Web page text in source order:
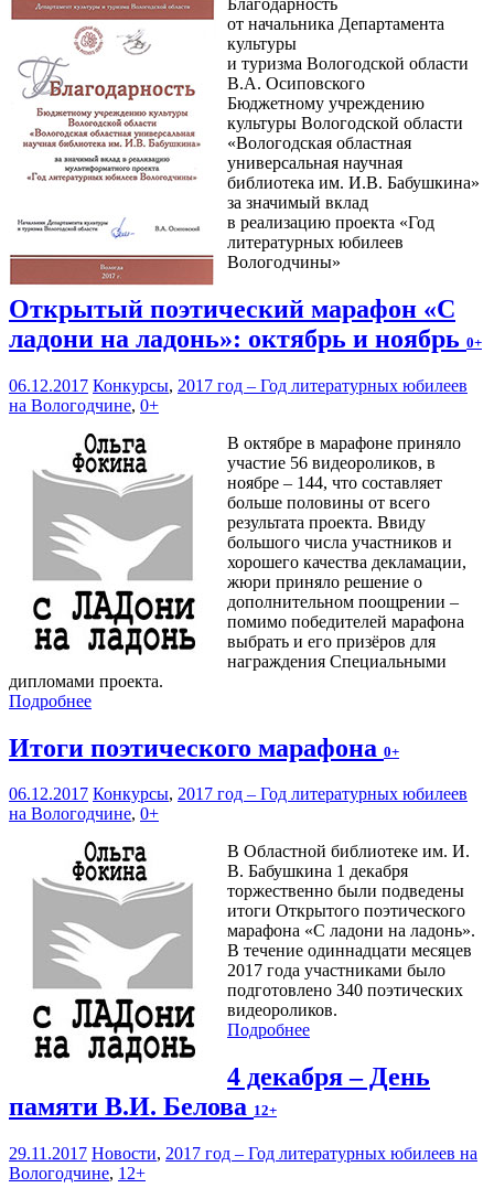
от начальника Департамента
культуры
и туризма Вологодской области
В.А. Осиповского
Бюджетному учреждению
культуры Вологодской области
«Вологодская областная
универсальная научная
библиотека им. И.В. Бабушкина»
за значимый вклад
в реализацию проекта «Год
литературных юбилеев
Вологодчины»
Открытый поэтический марафон «С
ладони на ладонь»: октябрь и ноябрь 0+
06.12.2017 Конкурсы, 2017 год – Год литературных юбилеев
на Вологодчине, 0+
В октябре в марафоне приняло
участие 56 видеороликов, в
ноябре – 144, что составляет
больше половины от всего
результата проекта. Ввиду
большого числа участников и
хорошего качества декламации,
жюри приняло решение о
дополнительном поощрении –
помимо победителей марафона
выбрать и его призёров для
награждения Специальными
дипломами проекта.
Подробнее
Итоги поэтического марафона 0+
06.12.2017 Конкурсы, 2017 год – Год литературных юбилеев
на Вологодчине, 0+
В Областной библиотеке им. И.
В. Бабушкина 1 декабря
торжественно были подведены
итоги Открытого поэтического
марафона «С ладони на ладонь».
В течение одиннадцати месяцев
2017 года участниками было
подготовлено 340 поэтических
видеороликов.
Подробнее
4 декабря – День
памяти В.И. Белова 12+
29.11.2017 Новости, 2017 год – Год литературных юбилеев на
Вологодчине, 12+